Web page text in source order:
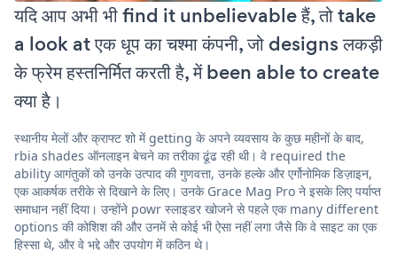
यदि आप अभी भी find it unbelievable हैं, तो take
a look at एक धूप का चश्मा कंपनी, जो designs लकड़ी
के फ्रेम हस्तनिर्मित करती है, में been able to create
क्या है।
स्थानीय मेलों और क्राफ्ट शो में getting के अपने व्यवसाय के कुछ महीनों के बाद,
rbia shades ऑनलाइन बेचने का तरीका ढूंढ रही थी। वे required the
ability आगंतुकों को उनके उत्पाद की गुणवत्ता, उनके हल्के और एर्गोनोमिक डिज़ाइन,
एक आकर्षक तरीके से दिखाने के लिए। उनके Grace Mag Pro ने इसके लिए पर्याप्त
समाधान नहीं दिया। उन्होंने powr स्लाइडर खोजने से पहले एक many different
options की कोशिश की और उनमें से कोई भी ऐसा नहीं लगा जैसे कि वे साइट का एक
हिस्सा थे, और वे भद्दे और उपयोग में कठिन थे।